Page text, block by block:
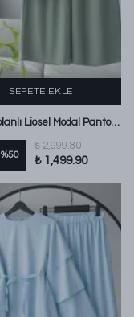
SEPETE EKLE
Kolları Volanlı Liosel Modal Pantolonlu Takım Haki
%50
₺ 2,999.80
₺ 1,499.90